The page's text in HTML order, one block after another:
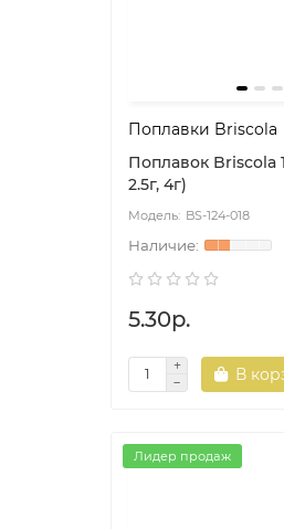
Поплавки Briscola
Поплавок Briscola
2.5г, 4г)
BS-124-018
5.30р.
В
Лидер продаж